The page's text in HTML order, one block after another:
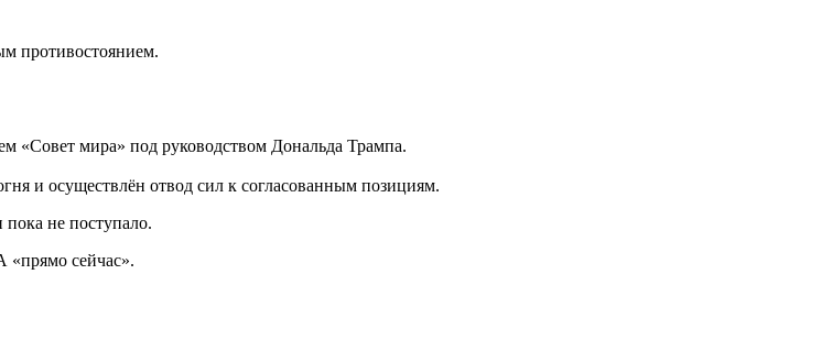
противостоянием.
«Совет мира» под руководством Дональда Трампа.
и осуществлён отвод сил к согласованным позициям.
не поступало.
«прямо сейчас».